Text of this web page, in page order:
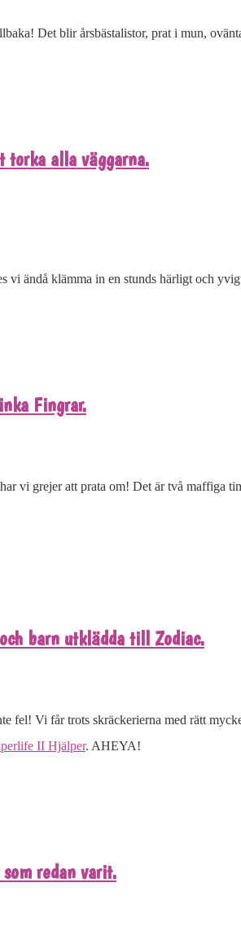
Det blir årsbästalistor, prat i mun,
torka alla väggarna.
vi ändå klämma in en stunds härligt och
Fingrar.
vi grejer att prata om! Det är två maffiga
barn utklädda till Zodiac.
fel! Vi får trots skräckerierna med rätt
II Hjälper. AHEYA!
redan varit.